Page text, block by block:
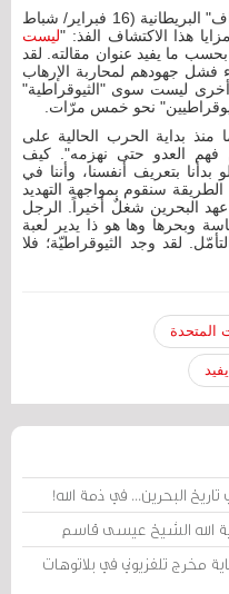
لقد نشر مقالاً في صحيفة "الديلي تلغراف" البريطانية (16 فبراير/ شباط
ليست
ما يفيد عنوان مقالته. لقد
فشل جهودهم لمحاربة الإرهاب
ليست سوى "الثيوقراطية"
نحو خمس مرّات.
في مقالته "رغم مرور 15 عاما منذ بداية الحرب الحالية على
فهم العدو حتى نهزمه". كيف
بتعريف أنفسنا، وأننا في
سنقوم بمواجهة التهديد
البحرين شغلٌ أخيراً. الرجل
وبحرها وها هو ذا يدير لعبة
لقد وجد الثيوقراطيّة؛ فلا
المتحدة
البحرين... في ذمة الله!
مخرج تلفزيوني في بلاتوهات